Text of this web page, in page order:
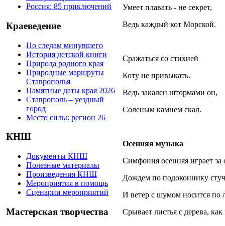
Россия: 85 приключений
Краеведение
По следам минувшего
История детской книги
Природа родного края
Природные маршруты
Ставрополья
Памятные даты края 2026
Ставрополь – уездный
город
Место силы: регион 26
КНШ
Документы КНШ
Полезные материалы
Произведения КНШ
Мероприятия в помощь
Сценарии мероприятий
Мастерская творчества
Умеет плавать - не секрет,
Ведь каждый кот Морской.
Сражаться со стихией
Коту не привыкать.
Ведь закален штормами он,
Соленым камнем скал.
Осенняя музыка
Симфония осенняя играет за
Дождем по подоконнику
И ветер с шумом носится по
Срывает листья с дерева,